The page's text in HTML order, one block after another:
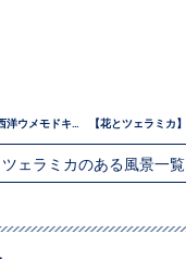
ツェラミカのある風景一覧